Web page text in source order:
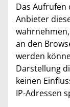
Das Aufrufen
Anbieter
an den
werden
Darstellung
keinen
IP-Adressen